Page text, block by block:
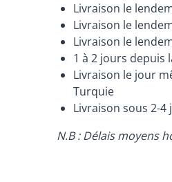
Livraison le
Livraison le
Livraison le
1 à 2 jours depuis
Livraison le jour
Turquie
Livraison sous 2-
N.B : Délais moyens